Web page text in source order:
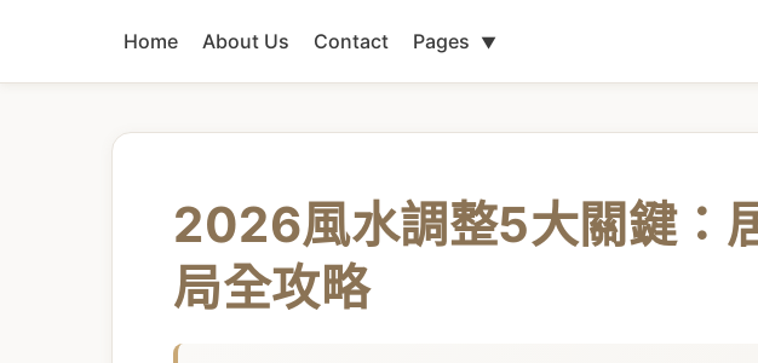
Home About Us Contact Pages ▼
2026風水調整5大關鍵：
局全攻略